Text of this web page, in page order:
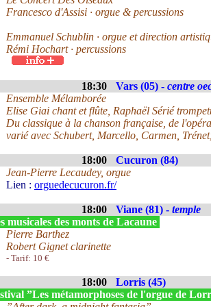
Francesco d'Assisi · orgue & percussions
Emmanuel Schublin · orgue et direction
Rémi Hochart · percussions
18:30 Vars (05) - centre
Ensemble Mélamborée
Elise Giai chant et flûte, Raphaël Sérié
Du classique à la chanson française, de
varié avec Schubert, Marcello, Carmen,
18:00 Cucuron (84)
Jean-Pierre Lecaudey, orgue
Lien : orguedecucuron.fr/
18:00 Viane (81) - temple
musicales des monts de Lacaune
Pierre Barthez
Robert Gignet clarinette
- Tarif: 10 €
18:00 Lorris (45)
”Les métamorphoses de l'orgue de